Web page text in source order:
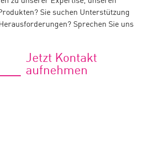
Sie suchen Unterstützung
Sprechen Sie uns
Jetzt Kontakt
aufnehmen